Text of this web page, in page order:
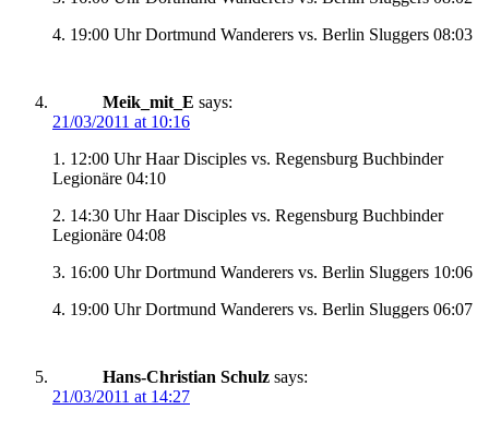
4. 19:00 Uhr Dortmund Wanderers vs. Berlin Sluggers 08:03
Meik_mit_E says:
21/03/2011 at 10:16
1. 12:00 Uhr Haar Disciples vs. Regensburg Buchbinder
Legionäre 04:10
2. 14:30 Uhr Haar Disciples vs. Regensburg Buchbinder
Legionäre 04:08
3. 16:00 Uhr Dortmund Wanderers vs. Berlin Sluggers 10:06
4. 19:00 Uhr Dortmund Wanderers vs. Berlin Sluggers 06:07
Hans-Christian Schulz says:
21/03/2011 at 14:27